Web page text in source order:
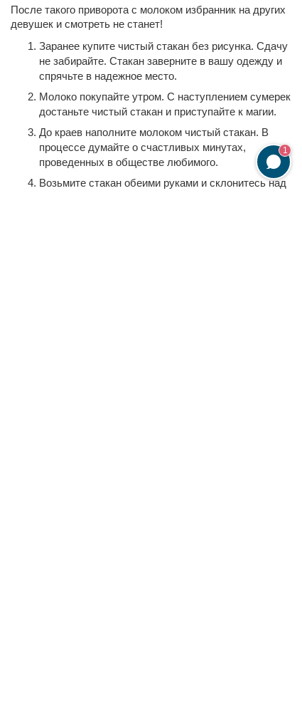
После такого приворота с молоком избранник на других
девушек и смотреть не станет!
Заранее купите чистый стакан без рисунка. Сдачу
не забирайте. Стакан заверните в вашу одежду и
спрячьте в надежное место.
Молоко покупайте утром. С наступлением сумерек
достаньте чистый стакан и приступайте к магии.
До краев наполните молоком чистый стакан. В
процессе думайте о счастливых минутах,
проведенных в обществе любимого.
Возьмите стакан обеими руками и склонитесь над
1